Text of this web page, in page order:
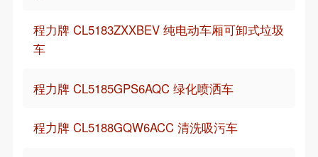
程力牌 CL5183ZXXBEV 纯电动车厢可卸式垃圾
车
程力牌 CL5185GPS6AQC 绿化喷洒车
程力牌 CL5188GQW6ACC 清洗吸污车